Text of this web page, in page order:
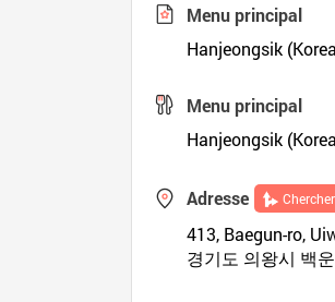
Menu principal
Hanjeongsik
Menu principal
Hanjeongsik
Adresse
413, Baegun-ro,
경기도 의왕시 백